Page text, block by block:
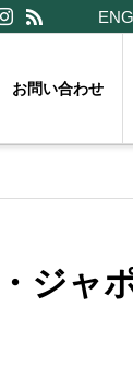
お問い合わせ
ジャ